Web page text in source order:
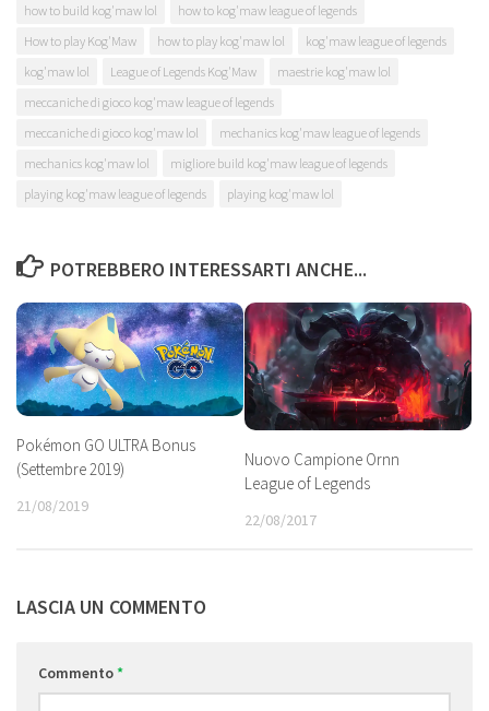
how to build kog'maw lol
how to kog'maw league of legends
How to play Kog'Maw
how to play kog'maw lol
kog'maw league of legends
kog'maw lol
League of Legends Kog'Maw
maestrie kog'maw lol
meccaniche di gioco kog'maw league of legends
meccaniche di gioco kog'maw lol
mechanics kog'maw league of legends
mechanics kog'maw lol
migliore build kog'maw league of legends
playing kog'maw league of legends
playing kog'maw lol
POTREBBERO INTERESSARTI ANCHE...
Pokémon GO ULTRA Bonus
(Settembre 2019)
21/08/2019
Nuovo Campione Ornn
League of Legends
22/08/2017
LASCIA UN COMMENTO
Commento*